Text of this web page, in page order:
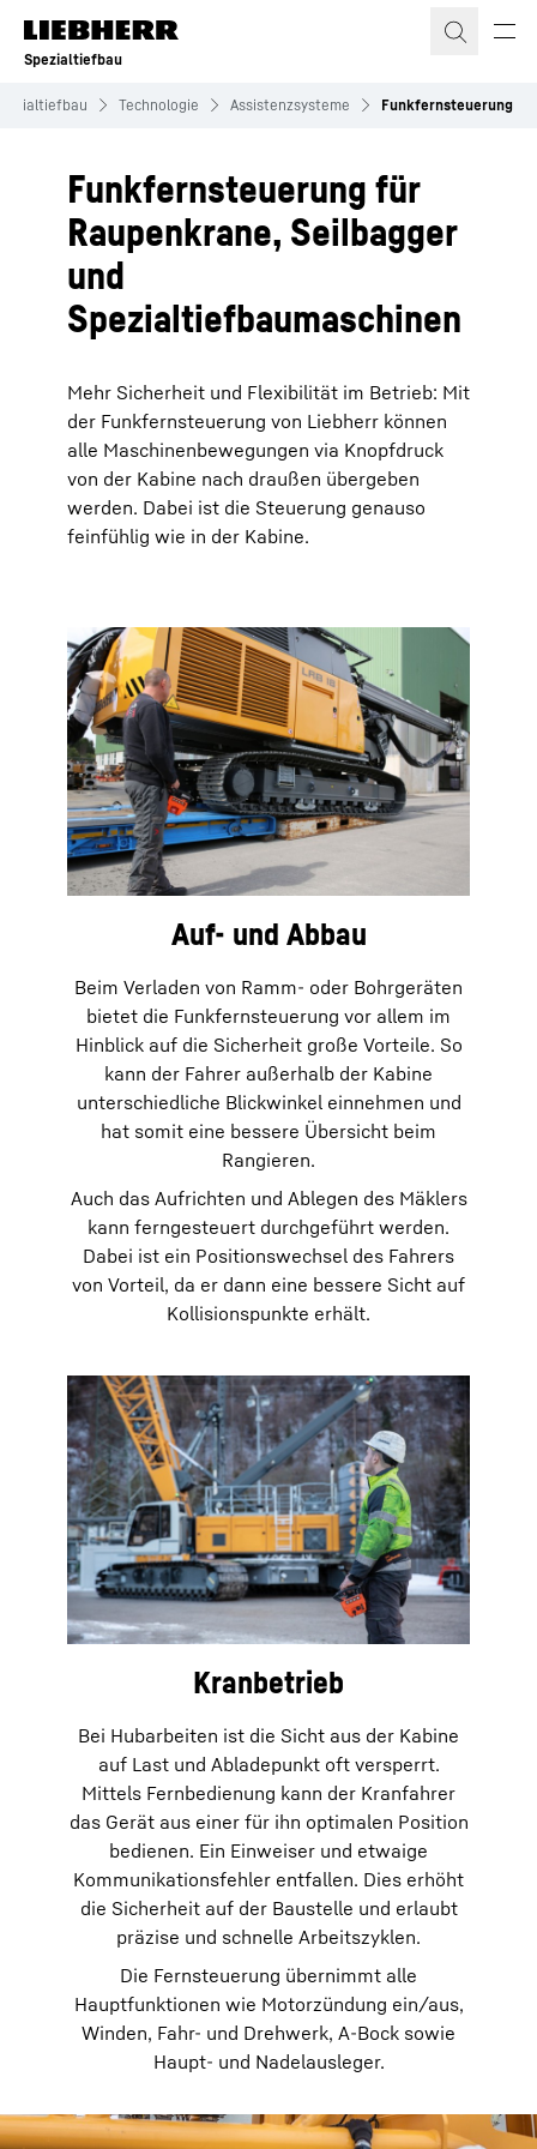
Zum Inhalt springen
Spezialtiefbau
Technologie Assistenzsysteme Funkfernsteuerung
Funkfernsteuerung für
Raupenkrane, Seilbagger
und
Spezialtiefbaumaschinen
Mehr Sicherheit und Flexibilität im Betrieb: Mit
der Funkfernsteuerung von Liebherr können
alle Maschinenbewegungen via Knopfdruck
von der Kabine nach draußen übergeben
werden. Dabei ist die Steuerung genauso
feinfühlig wie in der Kabine.
Auf- und Abbau
Beim Verladen von Ramm- oder Bohrgeräten
bietet die Funkfernsteuerung vor allem im
Hinblick auf die Sicherheit große Vorteile. So
kann der Fahrer außerhalb der Kabine
unterschiedliche Blickwinkel einnehmen und
hat somit eine bessere Übersicht beim
Rangieren.
Auch das Aufrichten und Ablegen des Mäklers
kann ferngesteuert durchgeführt werden.
Dabei ist ein Positionswechsel des Fahrers
von Vorteil, da er dann eine bessere Sicht auf
Kollisionspunkte erhält.
Kranbetrieb
Bei Hubarbeiten ist die Sicht aus der Kabine
auf Last und Abladepunkt oft versperrt.
Mittels Fernbedienung kann der Kranfahrer
das Gerät aus einer für ihn optimalen Position
bedienen. Ein Einweiser und etwaige
Kommunikationsfehler entfallen. Dies erhöht
die Sicherheit auf der Baustelle und erlaubt
präzise und schnelle Arbeitszyklen.
Die Fernsteuerung übernimmt alle
Hauptfunktionen wie Motorzündung ein/aus,
Winden, Fahr- und Drehwerk, A-Bock sowie
Haupt- und Nadelausleger.